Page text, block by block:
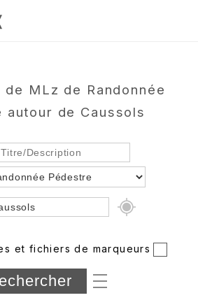
de MLz de Randonnée
autour de Caussols
et fichiers de marqueurs